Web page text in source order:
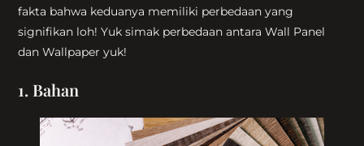
fakta bahwa keduanya memiliki perbedaan yang
signifikan loh! Yuk simak perbedaan antara Wall Panel
dan Wallpaper yuk!
1. Bahan